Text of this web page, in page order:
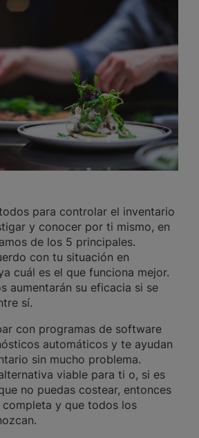
para controlar el inventario
y conocer por ti mismo, en
de los 5 principales.
con tu situación en
cuál es el que funciona mejor.
aumentarán su eficacia si se
sí.
con programas de software
automáticos y te ayudan
sin mucho problema.
viable para ti o, si es
no puedas costear, entonces
completa y que todos los